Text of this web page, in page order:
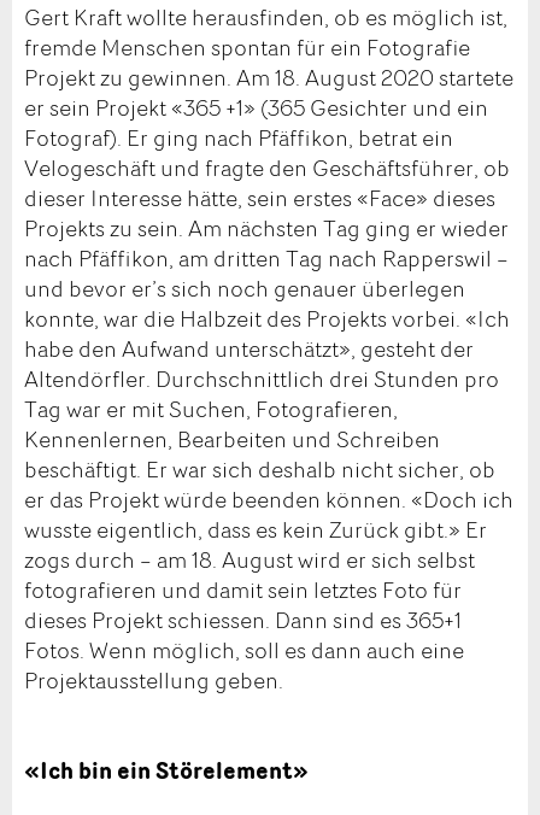
Gert Kraft wollte herausfinden, ob es möglich ist,
fremde Menschen spontan für ein Fotografie
Projekt zu gewinnen. Am 18. August 2020 startete
er sein Projekt «365 +1» (365 Gesichter und ein
Fotograf). Er ging nach Pfäffikon, betrat ein
Velogeschäft und fragte den Geschäftsführer, ob
dieser Interesse hätte, sein erstes «Face» dieses
Projekts zu sein. Am nächsten Tag ging er wieder
nach Pfäffikon, am dritten Tag nach Rapperswil –
und bevor er’s sich noch genauer überlegen
konnte, war die Halbzeit des Projekts vorbei. «Ich
habe den Aufwand unterschätzt», gesteht der
Altendörfler. Durchschnittlich drei Stunden pro
Tag war er mit Suchen, Fotografieren,
Kennenlernen, Bearbeiten und Schreiben
beschäftigt. Er war sich deshalb nicht sicher, ob
er das Projekt würde beenden können. «Doch ich
wusste eigentlich, dass es kein Zurück gibt.» Er
zogs durch – am 18. August wird er sich selbst
fotografieren und damit sein letztes Foto für
dieses Projekt schiessen. Dann sind es 365+1
Fotos. Wenn möglich, soll es dann auch eine
Projektausstellung geben.
«Ich bin ein Störelement»